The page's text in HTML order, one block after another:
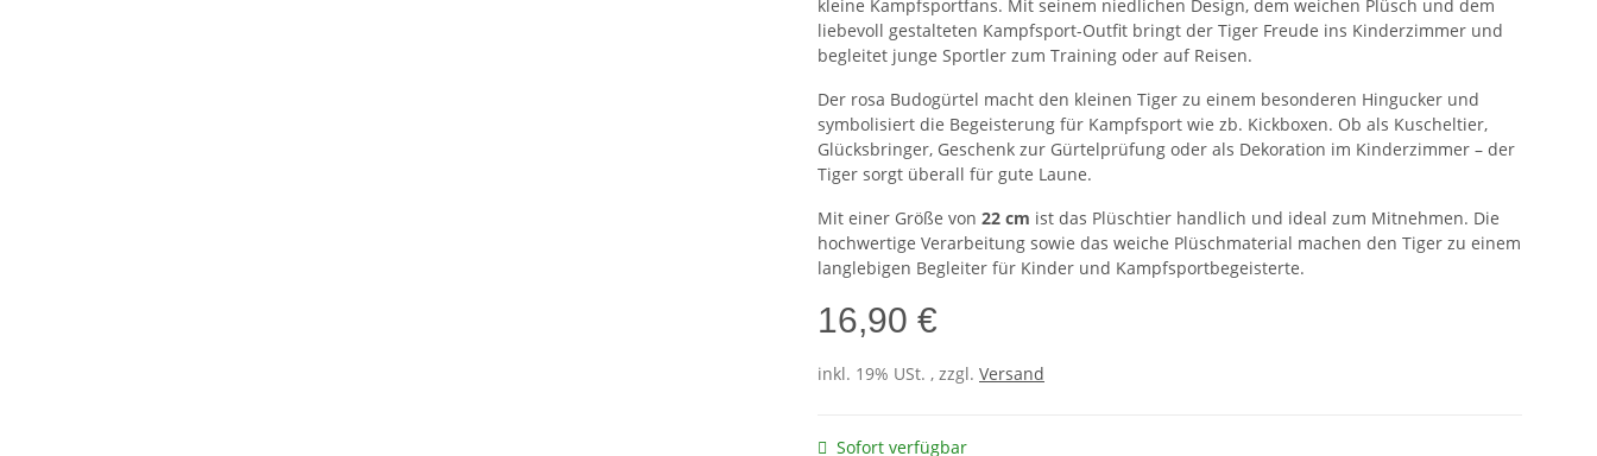
kleine Kampfsportfans. Mit seinem niedlichen Design, dem weichen Plüsch und dem
liebevoll gestalteten Kampfsport-Outfit bringt der Tiger Freude ins Kinderzimmer und
begleitet junge Sportler zum Training oder auf Reisen.
Der rosa Budogürtel macht den kleinen Tiger zu einem besonderen Hingucker und
symbolisiert die Begeisterung für Kampfsport wie zb. Kickboxen. Ob als Kuscheltier,
Glücksbringer, Geschenk zur Gürtelprüfung oder als Dekoration im Kinderzimmer – der
Tiger sorgt überall für gute Laune.
Mit einer Größe von 22 cm ist das Plüschtier handlich und ideal zum Mitnehmen. Die
hochwertige Verarbeitung sowie das weiche Plüschmaterial machen den Tiger zu einem
langlebigen Begleiter für Kinder und Kampfsportbegeisterte.
16,90 €
inkl. 19% USt. , zzgl. Versand
Sofort verfügbar